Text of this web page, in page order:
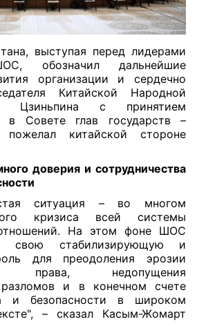
выступая перед лидерами
обозначил дальнейшие
организации и сердечно
Китайской Народной
Цзиньпина с принятием
в Совете глав государств –
китайской стороне
доверия и сотрудничества
ситуация – во многом
кризиса всей системы
На этом фоне ШОС
свою стабилизирующую и
для преодоления эрозии
права, недопущения
разломов и в конечном счете
и безопасности в широком
– сказал Касым-Жомарт